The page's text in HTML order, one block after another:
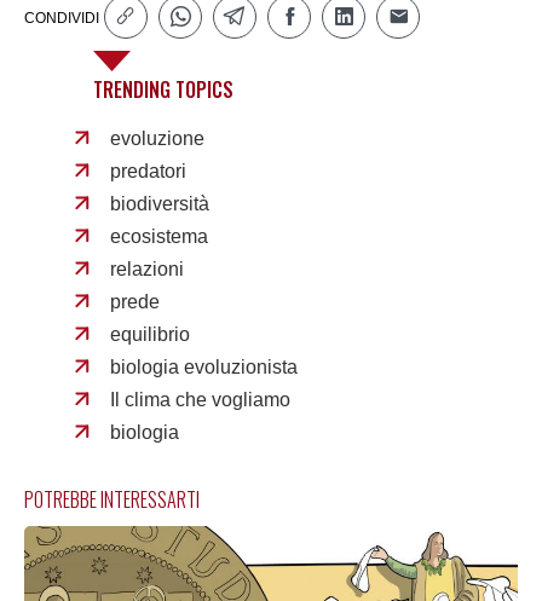
CONDIVIDI
TRENDING TOPICS
evoluzione
predatori
biodiversità
ecosistema
relazioni
prede
equilibrio
biologia evoluzionista
Il clima che vogliamo
biologia
POTREBBE INTERESSARTI